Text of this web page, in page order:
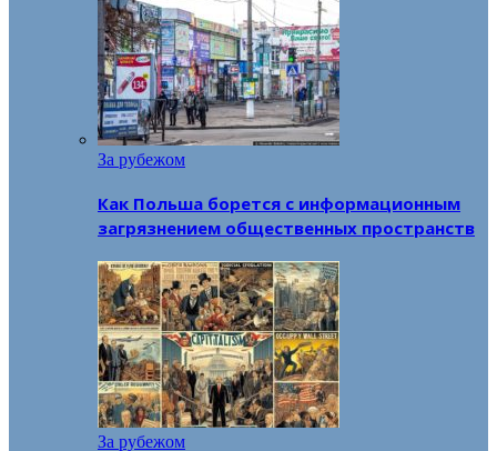
За рубежом
Как Польша борется с информационным
загрязнением общественных пространств
За рубежом